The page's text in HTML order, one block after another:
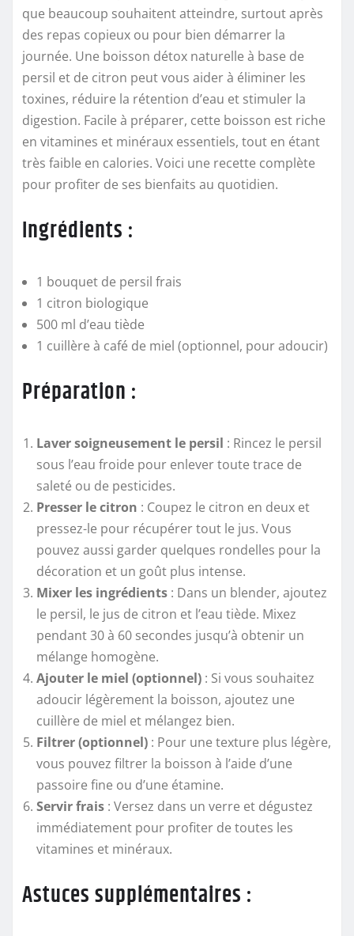
que beaucoup souhaitent atteindre, surtout après
des repas copieux ou pour bien démarrer la
journée. Une boisson détox naturelle à base de
persil et de citron peut vous aider à éliminer les
toxines, réduire la rétention d’eau et stimuler la
digestion. Facile à préparer, cette boisson est riche
en vitamines et minéraux essentiels, tout en étant
très faible en calories. Voici une recette complète
pour profiter de ses bienfaits au quotidien.
Ingrédients :
1 bouquet de persil frais
1 citron biologique
500 ml d’eau tiède
1 cuillère à café de miel (optionnel, pour adoucir)
Préparation :
Laver soigneusement le persil : Rincez le persil
sous l’eau froide pour enlever toute trace de
saleté ou de pesticides.
Presser le citron : Coupez le citron en deux et
pressez-le pour récupérer tout le jus. Vous
pouvez aussi garder quelques rondelles pour la
décoration et un goût plus intense.
Mixer les ingrédients : Dans un blender, ajoutez
le persil, le jus de citron et l’eau tiède. Mixez
pendant 30 à 60 secondes jusqu’à obtenir un
mélange homogène.
Ajouter le miel (optionnel) : Si vous souhaitez
adoucir légèrement la boisson, ajoutez une
cuillère de miel et mélangez bien.
Filtrer (optionnel) : Pour une texture plus légère,
vous pouvez filtrer la boisson à l’aide d’une
passoire fine ou d’une étamine.
Servir frais : Versez dans un verre et dégustez
immédiatement pour profiter de toutes les
vitamines et minéraux.
Astuces supplémentaires :